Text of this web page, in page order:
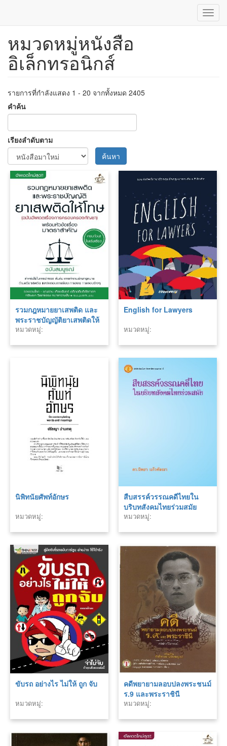
ข้าม
เนื้อหา
หมวดหมู่หนังสือ
อิเล็กทรอนิกส์
รายการที่กำลังแสดง 1 - 20 จากทั้งหมด 2405
คำค้น
เรียงลำดับตาม
ค้นหา
รวมกฎหมายยาเสพติด และ
พระราชบัญญัติยาเสพติดให้
โทษ (ฉบับอัพเดตเรื่องการ
หัวข้อเรื่องมาตราสำคัญ
หมวดหมู่:
English for Lawyers
หมวดหมู่:
นิพิทนัยศัพท์อักษร
หมวดหมู่:
สืบสรรค์วรรณคดีไทยใน
บริบทสังคมไทยร่วมสมัย
หมวดหมู่:
ขับรถ อย่างไร ไม่ให้ ถูก จับ
หมวดหมู่:
คดีพยายามลอบปลงพระชนม์
ร.9 และพระราชินี
หมวดหมู่: